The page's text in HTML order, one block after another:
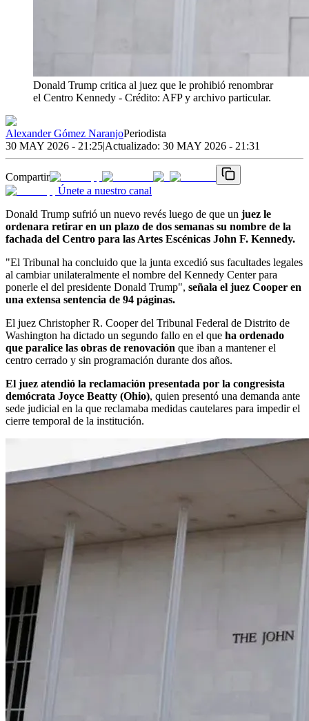
Donald Trump critica al juez que le prohibió renombrar
el Centro Kennedy - Crédito: AFP y archivo particular.
Alexander Gómez NaranjoPeriodista
30 MAY 2026 - 21:25|Actualizado: 30 MAY 2026 - 21:31
Compartir
Únete a nuestro canal
Donald Trump sufrió un nuevo revés luego de que un juez le
ordenara retirar en un plazo de dos semanas su nombre de la
fachada del Centro para las Artes Escénicas John F. Kennedy.
"El Tribunal ha concluido que la junta excedió sus facultades legales
al cambiar unilateralmente el nombre del Kennedy Center para
ponerle el del presidente Donald Trump", señala el juez Cooper en
una extensa sentencia de 94 páginas.
El juez Christopher R. Cooper del Tribunal Federal de Distrito de
Washington ha dictado un segundo fallo en el que ha ordenado
que paralice las obras de renovación que iban a mantener el
centro cerrado y sin programación durante dos años.
El juez atendió la reclamación presentada por la congresista
demócrata Joyce Beatty (Ohio), quien presentó una demanda ante
sede judicial en la que reclamaba medidas cautelares para impedir el
cierre temporal de la institución.